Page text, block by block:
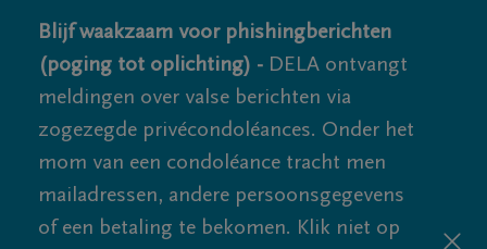
Blijf waakzaam voor phishingberichten
(poging tot oplichting) - DELA ontvangt
meldingen over valse berichten via
zogezegde privécondoléances. Onder het
mom van een condoléance tracht men
mailadressen, andere persoonsgegevens
of een betaling te bekomen. Klik niet op